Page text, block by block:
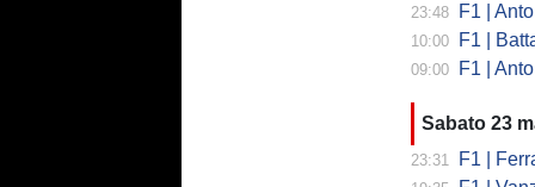
23:48 F1 |
10:00 F1 |
09:00 F1 |
Sabato 23
23:31 F1 |